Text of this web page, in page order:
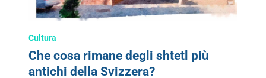
Cultura
Che cosa rimane degli shtetl più
antichi della Svizzera?